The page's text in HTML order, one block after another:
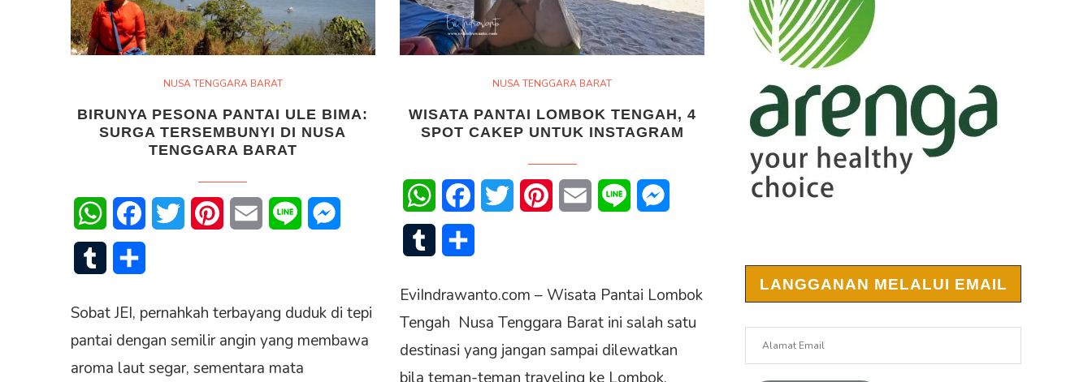
NUSA TENGGARA BARAT
BIRUNYA PESONA PANTAI ULE BIMA:
SURGA TERSEMBUNYI DI NUSA
TENGGARA BARAT
WhatsAppFacebookTwitter PinterestEmail Line Messenger
Tumblr
Sobat JEI, pernahkah terbayang duduk di tepi
pantai dengan semilir angin yang membawa
aroma laut segar, sementara mata
NUSA TENGGARA BARAT
WISATA PANTAI LOMBOK TENGAH, 4
SPOT CAKEP UNTUK INSTAGRAM
WhatsAppFacebookTwitter PinterestEmail Line
Tumblr
EviIndrawanto.com – Wisata Pantai Lombok
Tengah Nusa Tenggara Barat ini salah satu
destinasi yang jangan sampai dilewatkan
LANGGANAN MELALUI EMAIL